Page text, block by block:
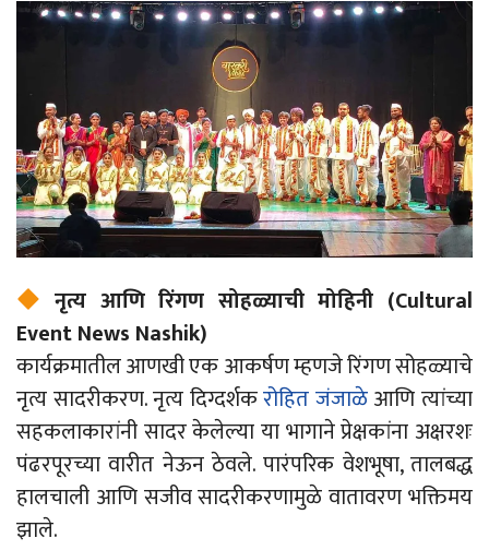
नृत्य आणि रिंगण सोहळ्याची मोहिनी (Cultural
Event News Nashik)
कार्यक्रमातील आणखी एक आकर्षण म्हणजे रिंगण सोहळ्याचे
नृत्य सादरीकरण. नृत्य दिग्दर्शकरोहित जंजाळेआणि त्यांच्या
सहकलाकारांनी सादर केलेल्या या भागाने प्रेक्षकांना अक्षरशः
पंढरपूरच्या वारीत नेऊन ठेवले. पारंपरिक वेशभूषा, तालबद्ध
हालचाली आणि सजीव सादरीकरणामुळे वातावरण भक्तिमय
झाले.